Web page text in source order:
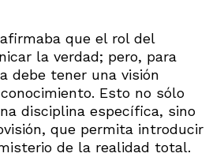
que el rol del
la verdad; pero, para
debe tener una visión
Esto no sólo
disciplina específica, sino
que permita introducir
de la realidad total.